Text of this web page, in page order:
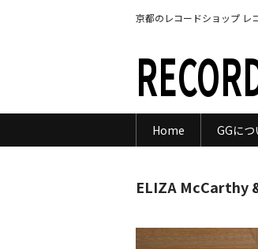
京都のレコードショップ レ
Home GGにつ
ELIZA McCarthy